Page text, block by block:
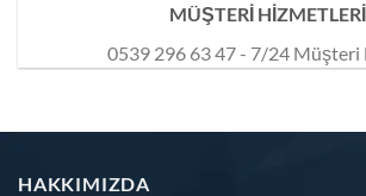
MÜŞTERİ HİZMETLERİ
0539 296 63 47 - 7/24 Müşteri
HAKKIMIZDA